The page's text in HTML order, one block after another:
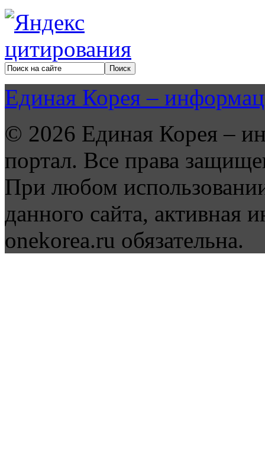
Единая Корея –
© 2026 Единая Корея –
портал. Все права
При любом
данного сайта, активная
onekorea.ru обязательна.